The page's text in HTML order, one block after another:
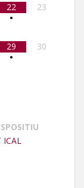
22
•
23
29
•
30
ICAL